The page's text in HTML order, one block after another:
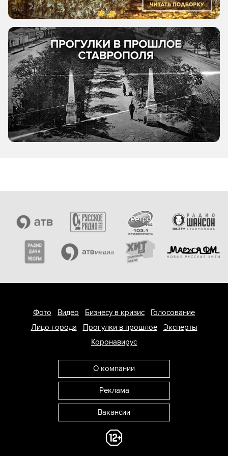
Фото Видео Бизнесу в кризис
Голосование
Лицо города
Прогулки в прошлое
Эксперты
Коронавирус
О компании
Реклама
Вакансии